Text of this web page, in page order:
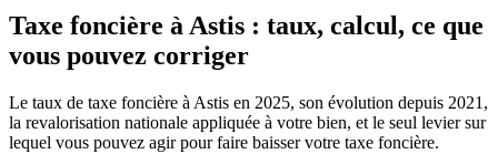
Taxe foncière àAstis : taux, calcul, ce que
vous pouvez corriger
Le taux de taxe foncière à Astis en 2025, son évolution depuis 2021,
la revalorisation nationale appliquée à votre bien, et le seul levier sur
lequel vous pouvez agir pour faire baisser votre taxe foncière.